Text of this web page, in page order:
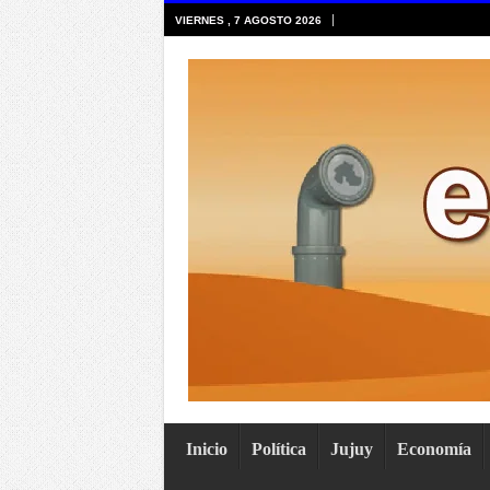
VIERNES , 7 AGOSTO 2026
Inicio Política Jujuy Economía